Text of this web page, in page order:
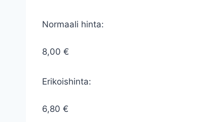
Normaali hinta:
8,00 €
Erikoishinta:
6,80 €